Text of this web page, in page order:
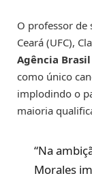
O professor de
Ceará (UFC),
Agência Brasil
como único
implodindo o
maioria
“Na
Morales